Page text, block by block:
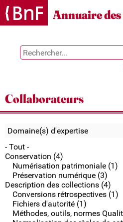
Gestion des cookies
Annuaire
Collaborateurs
Domaine(s) d'expertise
- Tout -
Conservation (4)
Numérisation patrimoniale (1)
Préservation numérique (3)
Description des collections (4)
Conversions rétrospectives (1)
Fichiers d'autorité (1)
Méthodes, outils, normes